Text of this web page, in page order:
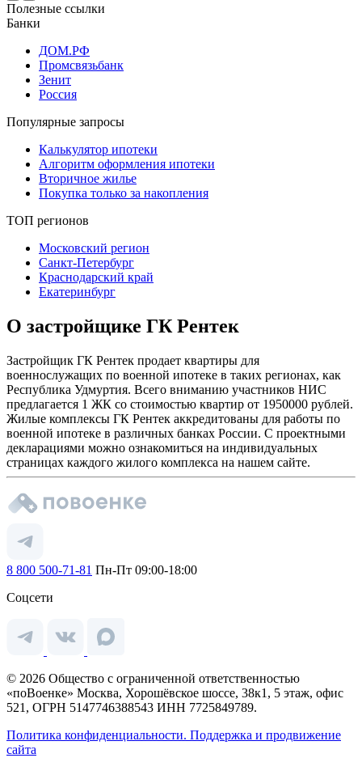
Полезные ссылки
Банки
ДОМ.РФ
Промсвязьбанк
Зенит
Россия
Популярные запросы
Калькулятор ипотеки
Алгоритм оформления ипотеки
Вторичное жилье
Покупка только за накопления
ТОП регионов
Московский регион
Санкт-Петербург
Краснодарский край
Екатеринбург
О застройщике ГК Рентек
Застройщик ГК Рентек продает квартиры для
военнослужащих по военной ипотеке в таких регионах, как
Республика Удмуртия. Всего вниманию участников НИС
предлагается 1 ЖК со стоимостью квартир от 1950000 рублей.
Жилые комплексы ГК Рентек аккредитованы для работы по
военной ипотеке в различных банках России. С проектными
декларациями можно ознакомиться на индивидуальных
страницах каждого жилого комплекса на нашем сайте.
8 800 500-71-81 Пн-Пт 09:00-18:00
Соцсети
© 2026 Общество с ограниченной ответственностью
«поВоенке» Москва, Хорошёвское шоссе, 38к1, 5 этаж, офис
521, ОГРН 5147746388543 ИНН 7725849789.
Политика конфиденциальности. Поддержка и продвижение
сайта